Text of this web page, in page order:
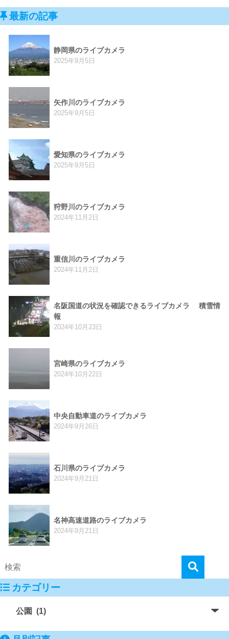
最新の記事
静岡県のライブカメラ
2025年9月5日
矢作川のライブカメラ
2025年9月5日
愛知県のライブカメラ
2025年9月5日
狩野川のライブカメラ
2024年11月2日
重信川のライブカメラ
2024年11月2日
名阪国道の状況を確認できるライブカメラ 積雪情
報
2024年10月23日
宮崎県のライブカメラ
2024年10月22日
中央自動車道のライブカメラ
2024年9月26日
石川県のライブカメラ
2024年9月21日
名神高速道路のライブカメラ
2024年9月21日
カテゴリー